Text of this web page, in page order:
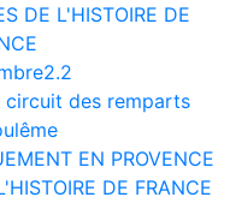
DE L'HISTOIRE DE
des remparts
EN PROVENCE
DE FRANCE